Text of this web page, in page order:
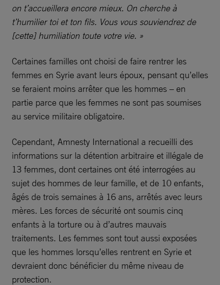
on t’accueillera encore mieux. On cherche à
t’humilier toi et ton fils. Vous vous souviendrez de
[cette] humiliation toute votre vie. »
Certaines familles ont choisi de faire rentrer les
femmes en Syrie avant leurs époux, pensant qu’elles
se feraient moins arrêter que les hommes – en
partie parce que les femmes ne sont pas soumises
au service militaire obligatoire.
Cependant, Amnesty International a recueilli des
informations sur la détention arbitraire et illégale de
13 femmes, dont certaines ont été interrogées au
sujet des hommes de leur famille, et de 10 enfants,
âgés de trois semaines à 16 ans, arrêtés avec leurs
mères. Les forces de sécurité ont soumis cinq
enfants à la torture ou à d’autres mauvais
traitements. Les femmes sont tout aussi exposées
que les hommes lorsqu’elles rentrent en Syrie et
devraient donc bénéficier du même niveau de
protection.